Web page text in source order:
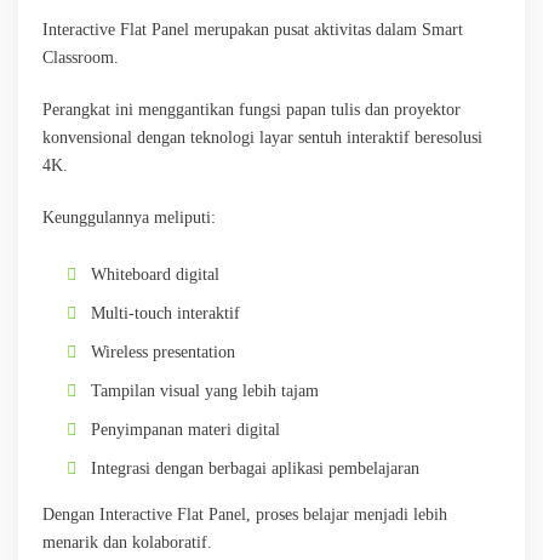
Interactive Flat Panel merupakan pusat aktivitas dalam Smart
Classroom.
Perangkat ini menggantikan fungsi papan tulis dan proyektor
konvensional dengan teknologi layar sentuh interaktif beresolusi
4K.
Keunggulannya meliputi:
Whiteboard digital
Multi-touch interaktif
Wireless presentation
Tampilan visual yang lebih tajam
Penyimpanan materi digital
Integrasi dengan berbagai aplikasi pembelajaran
Dengan Interactive Flat Panel, proses belajar menjadi lebih
menarik dan kolaboratif.